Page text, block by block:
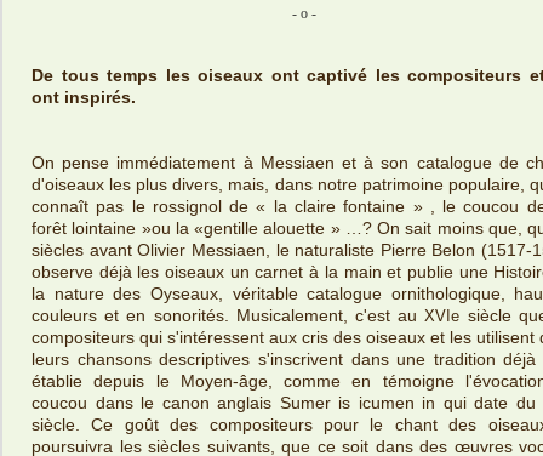
- o -
De tous temps les oiseaux ont captivé les compositeurs
ont inspirés.
On pense immédiatement à Messiaen et à son catalogue de
d'oiseaux les plus divers, mais, dans notre patrimoine populaire,
connaît pas le rossignol de « la claire fontaine » , le coucou
forêt lointaine »ou la «gentille alouette » …? On sait moins que,
siècles avant Olivier Messiaen, le naturaliste Pierre Belon (1517-
observe déjà les oiseaux un carnet à la main et publie une
la nature des Oyseaux, véritable catalogue ornithologique,
couleurs et en sonorités. Musicalement, c'est auXVIe siècle
compositeurs qui s'intéressent aux cris des oiseaux et les utilisent
leurs chansons descriptives s'inscrivent dans une tradition déjà
établie depuis le Moyen-âge, comme en témoigne
coucou dans le canon anglais Sumer is icumen in qui date du
siècle. Ce goût des compositeurs pour le chant des
poursuivra les siècles suivants, que ce soit dans des œuvres